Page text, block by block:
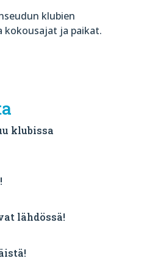
klubien
ja paikat.
klubissa
lähdössä!